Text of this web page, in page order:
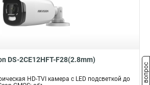
DS-2CE12HFT-F28(2.8mm)
HD-TVI камера с LED подсветкой до